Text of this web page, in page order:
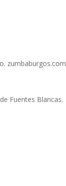
zumbaburgos.com
Fuentes Blancas.